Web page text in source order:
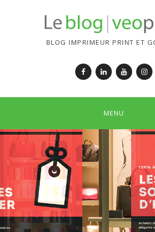
BLOG IMPRIMEUR PRINT ET
FacebookLinkedInYouTube
MENU